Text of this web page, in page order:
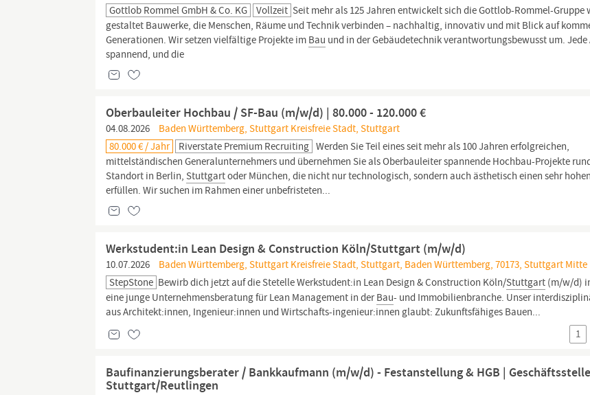
Gottlob Rommel GmbH & Co. KG
Vollzeit Seit mehr als 125 Jahren entwickelt sich die Gottlob-Rommel-Gruppe
gestaltet Bauwerke, die Menschen, Räume und Technik verbinden – nachhaltig, innovativ und mit Blick auf
Generationen. Wir setzen vielfältige Projekte im Bau und in der Gebäudetechnik verantwortungsbewusst um. Jede
spannend, und die
Oberbauleiter Hochbau / SF-Bau (m/w/d) | 80.000 - 120.000 €
04.08.2026
Baden Württemberg, Stuttgart Kreisfreie Stadt, Stuttgart
80.000 € / Jahr
Riverstate Premium Recruiting Werden Sie Teil eines seit mehr als 100 Jahren erfolgreichen,
mittelständischen Generalunternehmers und übernehmen Sie als Oberbauleiter spannende Hochbau-Projekte
Standort in Berlin, Stuttgartoder München, die nicht nur technologisch, sondern auch ästhetisch einen sehr
erfüllen. Wir suchen im Rahmen einer unbefristeten...
Werkstudent:in Lean Design & Construction Köln/Stuttgart (m/w/d)
10.07.2026
Baden Württemberg, Stuttgart Kreisfreie Stadt, Stuttgart, Baden Württemberg, 70173, Stuttgart Mitte
StepStone Bewirb dich jetzt auf die Stetelle Werkstudent:in Lean Design & Construction Köln/Stuttgart (m/w/d)
eine junge Unternehmensberatung für Lean Management in derBau- und Immobilienbranche. Unser
aus Architekt:innen, Ingenieur:innen und Wirtschafts-ingenieur:innen glaubt: Zukunftsfähiges Bauen...
1
Baufinanzierungsberater / Bankkaufmann (m/w/d) - Festanstellung & HGB | Geschäftsstelle
Stuttgart/Reutlingen